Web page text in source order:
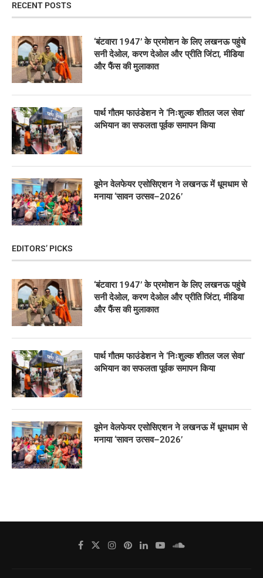
RECENT POSTS
‘बंटवारा 1947’ के प्रमोशन के लिए लखनऊ पहुंचे
सनी देओल, करण देओल और प्रीति जिंटा, मीडिया
और फैंस की मुलाकात
पार्थ गौतम फाउंडेशन ने ‘निःशुल्क शीतल जल सेवा’
अभियान का सफलता पूर्वक समापन किया
वूमेन वेलफेयर एसोसिएशन ने लखनऊ में धूमधाम से
मनाया ‘सावन उत्सव–2026’
EDITORS’ PICKS
‘बंटवारा 1947’ के प्रमोशन के लिए लखनऊ पहुंचे
सनी देओल, करण देओल और प्रीति जिंटा, मीडिया
और फैंस की मुलाकात
पार्थ गौतम फाउंडेशन ने ‘निःशुल्क शीतल जल सेवा’
अभियान का सफलता पूर्वक समापन किया
वूमेन वेलफेयर एसोसिएशन ने लखनऊ में धूमधाम से
मनाया ‘सावन उत्सव–2026’